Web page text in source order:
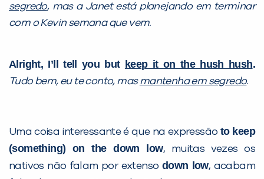
segredo, mas a Janet está planejando em terminar
com o Kevin semana que vem.
Alright, I’ll tell you but keep it on the hush hush.
Tudo bem, eu te conto, masmantenha em segredo.
Uma coisa interessante é que na expressão to keep
(something) on the down low, muitas vezes os
nativos não falam por extenso down low, acabam